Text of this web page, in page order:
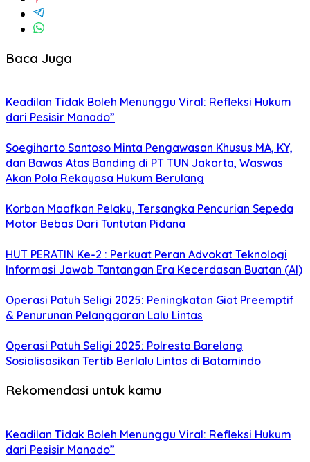
Baca Juga
Keadilan Tidak Boleh Menunggu Viral: Refleksi Hukum
dari Pesisir Manado”
Soegiharto Santoso Minta Pengawasan Khusus MA, KY,
dan Bawas Atas Banding di PT TUN Jakarta, Waswas
Akan Pola Rekayasa Hukum Berulang
Korban Maafkan Pelaku, Tersangka Pencurian Sepeda
Motor Bebas Dari Tuntutan Pidana
HUT PERATIN Ke-2 : Perkuat Peran Advokat Teknologi
Informasi Jawab Tantangan Era Kecerdasan Buatan (AI)
Operasi Patuh Seligi 2025: Peningkatan Giat Preemptif
& Penurunan Pelanggaran Lalu Lintas
Operasi Patuh Seligi 2025: Polresta Barelang
Sosialisasikan Tertib Berlalu Lintas di Batamindo
Rekomendasi untuk kamu
Keadilan Tidak Boleh Menunggu Viral: Refleksi Hukum
dari Pesisir Manado”